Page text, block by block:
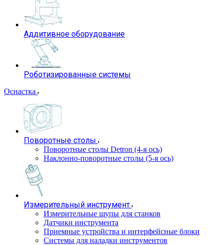
Аддитивное оборудование
Роботизированные системы
Оснастка
Поворотные столы
Поворотные столы Detron (4-я ось)
Наклонно-поворотные столы (5-я ось)
Измерительный инструмент
Измерительные щупы для станков
Датчики инструмента
Приемные устройства и интерфейсные блоки
Системы для наладки инструментов